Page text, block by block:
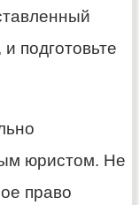
подготовьте
юристом. Не
право